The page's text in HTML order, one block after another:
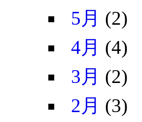
5月 (2)
4月 (4)
3月 (2)
2月 (3)